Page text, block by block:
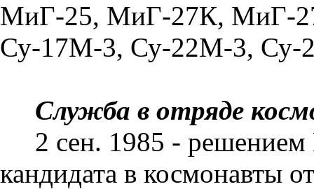
МиГ-25, МиГ-27К, МиГ-
Су-17М-3, Су-22М-3, Су-
Служба в отряде
2 сен. 1985 -
кандидата в космонавты